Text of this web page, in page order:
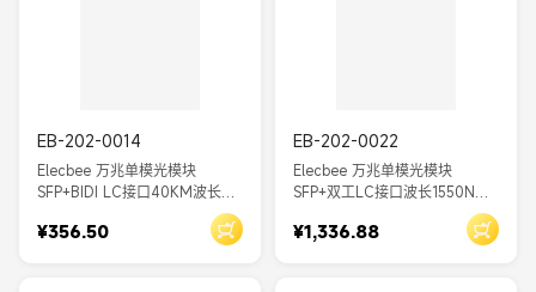
EB-202-0014
Elecbee 万兆单模光模块
SFP+BIDI LC接口40KM波长
TX1330/RX1270兼容锐捷H3C
¥356.50
EB-202-0022
Elecbee 万兆单模光模块
SFP+双工LC接口波长1550NM
传输距离40KM 10G光纤收发器
¥1,336.88